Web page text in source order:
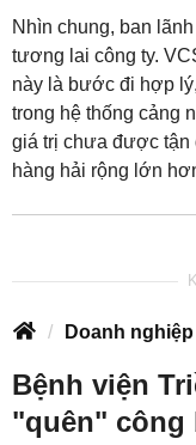
Nhìn chung, ban
tương lai công ty.
này là bước đi hợp
trong hệ thống cảng
giá trị chưa được tận
hàng hải rộng lớn
Doanh
Bệnh viện
"quên" công